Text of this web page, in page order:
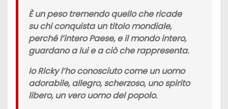
È un peso tremendo quello che ricade
su chi conquista un titolo mondiale,
perché l’intero Paese, e il mondo intero,
guardano a lui e a ciò che rappresenta.
Io Ricky l’ho conosciuto come un uomo
adorabile, allegro, scherzoso, uno spirito
libero, un vero uomo del popolo.